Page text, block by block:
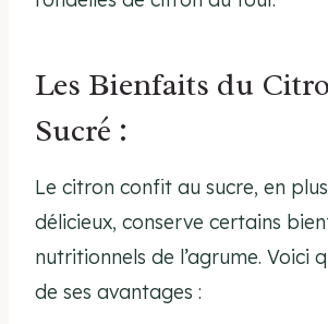
Les Bienfaits du
Sucré :
Le citron confit au sucre, en
délicieux, conserve certains
nutritionnels de l’agrume. Voici
de ses avantages :